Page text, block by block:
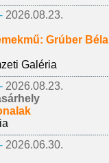
2026.08.23.
Grúber Béla
Galéria
2026.08.23.
2026.06.30.